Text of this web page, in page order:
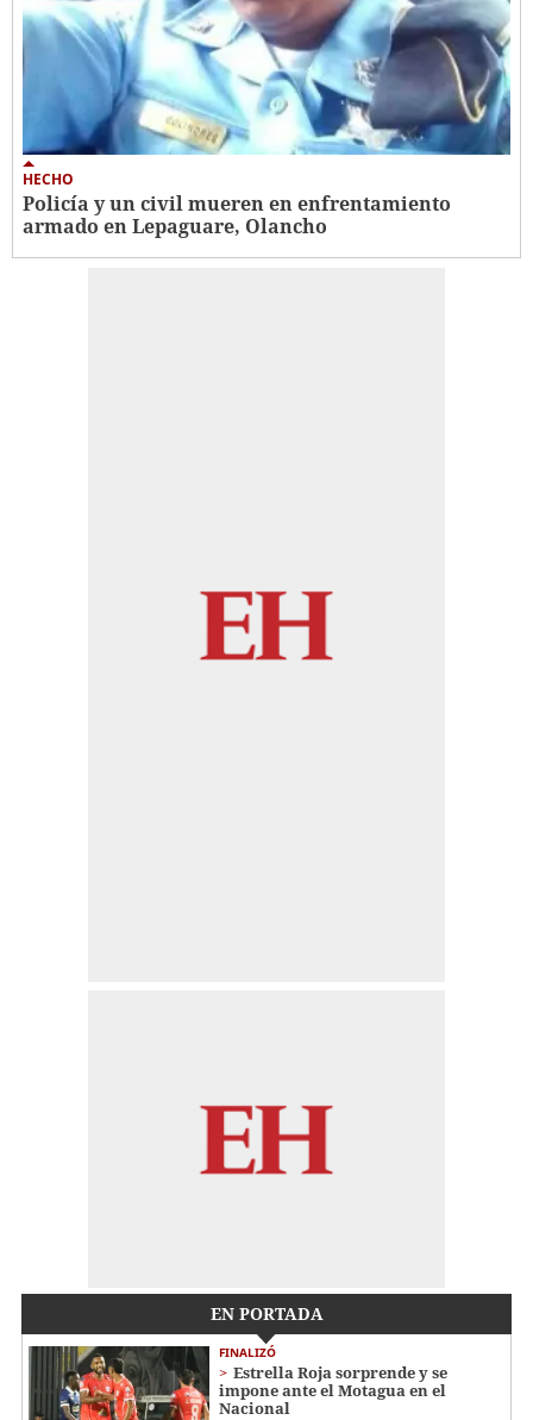
HECHO
Policía y un civil mueren en enfrentamiento
armado en Lepaguare, Olancho
EN PORTADA
FINALIZÓ
Estrella Roja sorprende y se
impone ante el Motagua en el
Nacional